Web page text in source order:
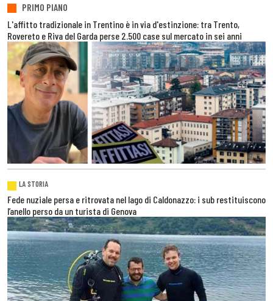
PRIMO PIANO
L'affitto tradizionale in Trentino è in via d'estinzione: tra Trento,
Rovereto e Riva del Garda perse 2.500 case sul mercato in sei anni
LA STORIA
Fede nuziale persa e ritrovata nel lago di Caldonazzo: i sub restituiscono
l’anello perso da un turista di Genova